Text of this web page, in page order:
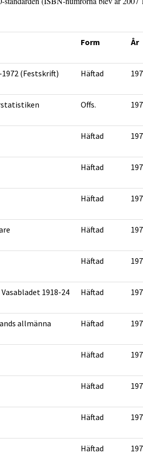
Form År
(Festskrift) Häftad
Offs.
Häftad
Häftad
Häftad
Häftad
Häftad
1918-24 Häftad
allmänna
Häftad
Häftad
Häftad
Häftad
Häftad